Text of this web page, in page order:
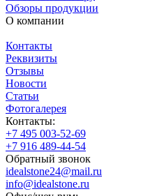
Обзоры продукции
О компании
Контакты
Реквизиты
Отзывы
Новости
Статьи
Фотогалерея
Контакты:
+7 495 003-52-69
+7 916 489-44-54
Обратный звонок
idealstone24@mail.ru
info@idealstone.ru